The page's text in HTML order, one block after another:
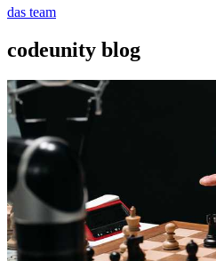
das team
codeunity blog